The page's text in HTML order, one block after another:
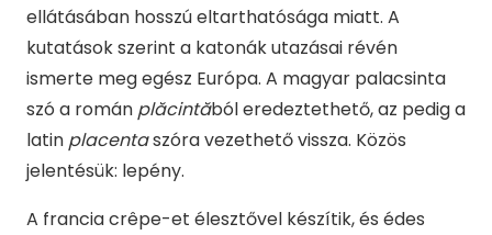
ellátásában hosszú eltarthatósága miatt. A
kutatások szerint a katonák utazásai révén
ismerte meg egész Európa. A magyar palacsinta
szó a román plăcintăból eredeztethető, az pedig a
latin placentaszóra vezethető vissza. Közös
jelentésük: lepény.
A francia crêpe-et élesztővel készítik, és édes